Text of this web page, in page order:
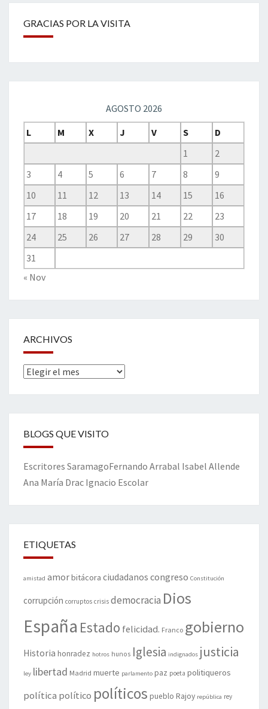
GRACIAS POR LA VISITA
AGOSTO 2026
L
M X J V S
D
1
2
3
4 5 6 7 8
9
10
11 12 13 14 15
16
17
18 19 20 21 22
23
24
25 26 27 28 29
30
31
« Nov
ARCHIVOS
Archivos
BLOGS QUE VISITO
Escritores SaramagoFernando Arrabal Isabel Allende
Ana María Drac Ignacio Escolar
ETIQUETAS
amistad amorbitácora ciudadanos congreso Constitución
corrupción corruptos crisis democracia Dios
España Estado felicidad. Franco gobierno
Historia honradez hotros hunos Iglesia indignados justicia
ley libertad Madrid muerte parlamento paz poeta politiqueros
política político políticos pueblo Rajoy república rey